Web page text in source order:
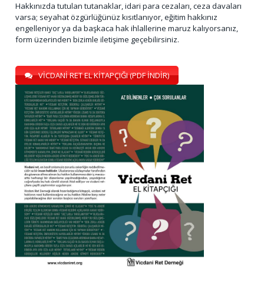
Hakkınızda tutulan tutanaklar, idari para cezaları, ceza davaları
varsa; seyahat özgürlüğünüz kısıtlanıyor, eğitim hakkınız
engelleniyor ya da başkaca hak ihlallerine maruz kalıyorsanız,
form üzerinden bizimle iletişime geçebilirsiniz.
VİCDANİ RET EL KİTAPÇIĞI (PDF İNDİR)